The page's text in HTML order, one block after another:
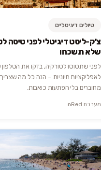
טיולים דיגיטליים
שלא תשכחו
לאפליקציות חיוניות – הנה כל מה
מחוברים בלי הפתעות כואבות.
מערכת nRed